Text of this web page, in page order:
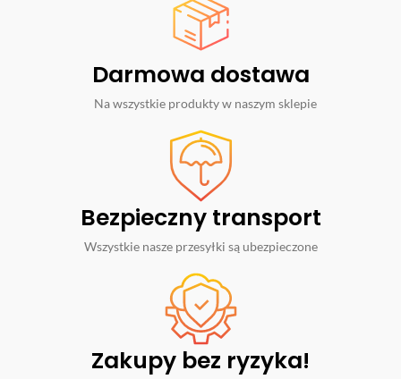
Darmowa dostawa
Na wszystkie produkty w naszym sklepie
Bezpieczny transport
Wszystkie nasze przesyłki są ubezpieczone
Zakupy bez ryzyka!